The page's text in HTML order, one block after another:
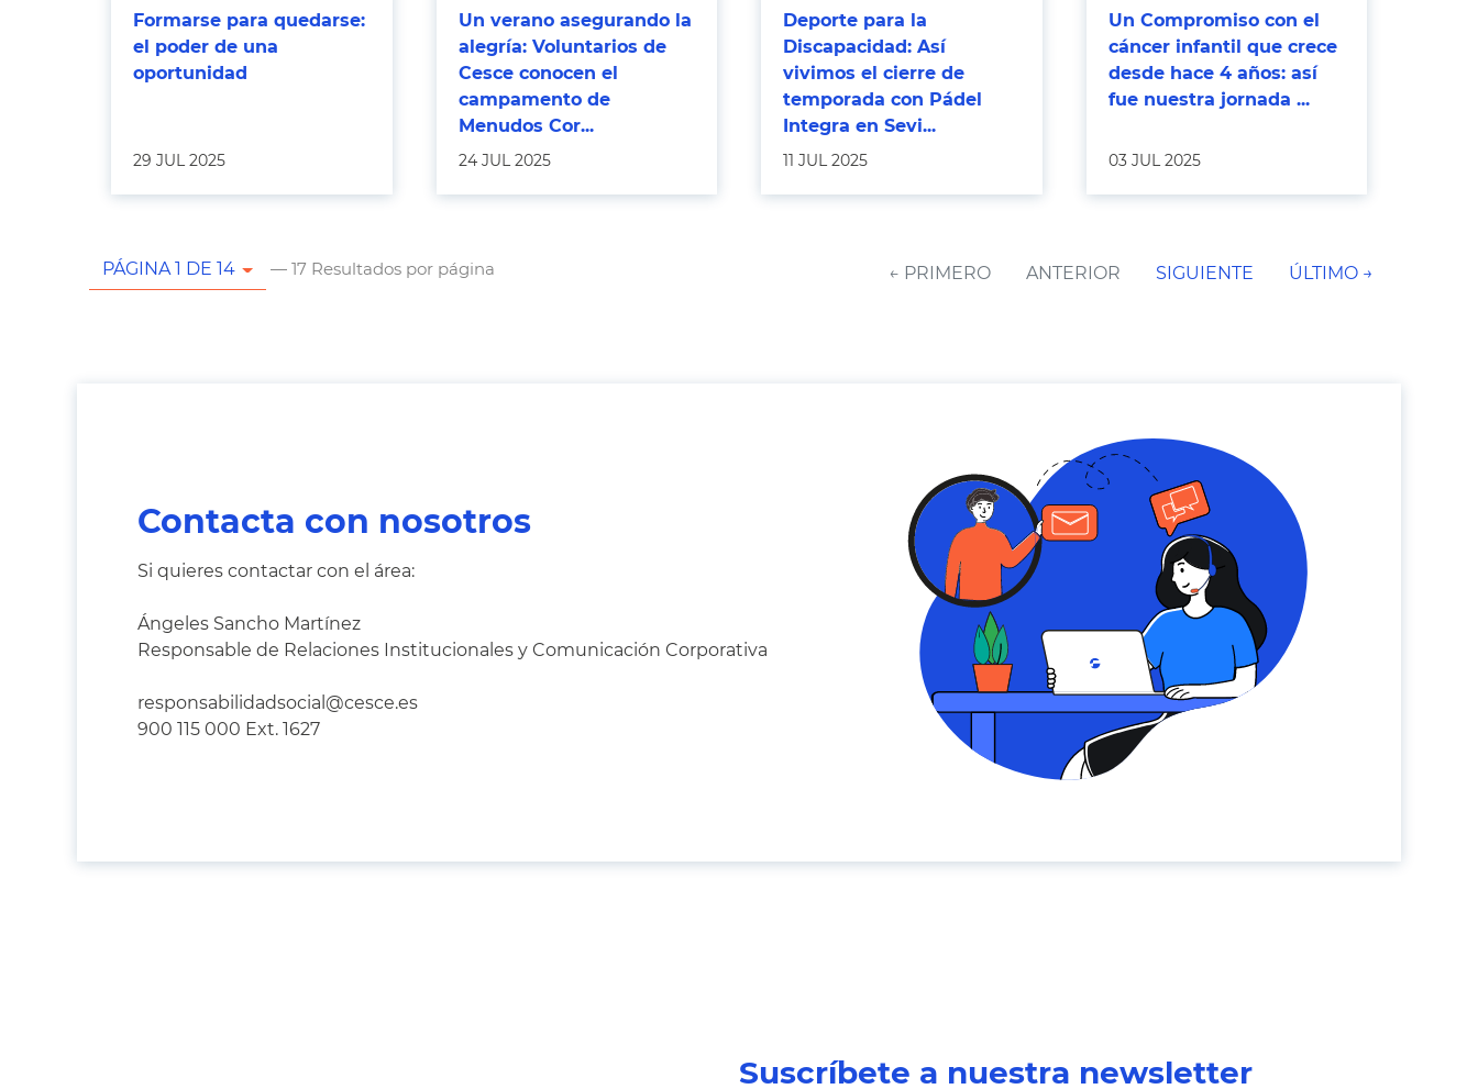
Formarse para quedarse:
el poder de una
oportunidad
29 JUL 2025
Un verano asegurando la
alegría: Voluntarios de
Cesce conocen el
campamento de
Menudos Cor...
24 JUL 2025
Deporte para la
Discapacidad: Así
vivimos el cierre de
temporada con Pádel
Integra en Sevi...
11 JUL 2025
Un Compromiso con el
cáncer infantil que crece
desde hace 4 años: así
fue nuestra jornada ...
03 JUL 2025
PÁGINA 1 DE 14 — 17 Resultados por página ← PRIMERO ANTERIOR SIGUIENTE ÚLTIMO →
Contacta con nosotros
Si quieres contactar con el área:
Ángeles Sancho Martínez
Responsable de Relaciones Institucionales y Comunicación Corporativa
responsabilidadsocial@cesce.es
900 115 000 Ext. 1627
Suscríbete a nuestra newsletter